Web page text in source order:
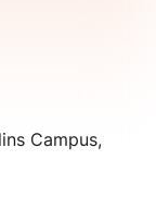
Campus,